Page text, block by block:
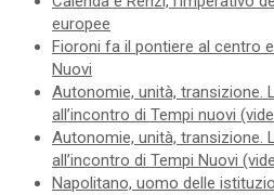
europee
Fioroni fa il pontiere al centro
Nuovi
Autonomie, unità, transizione.
all’incontro di Tempi nuovi
Autonomie, unità, transizione.
all’incontro di Tempi Nuovi
Napolitano, uomo delle